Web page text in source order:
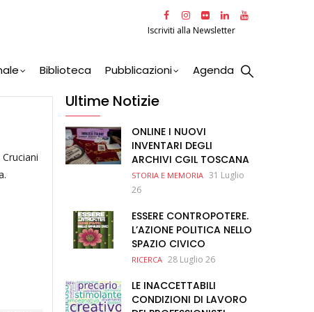
Iscriviti alla Newsletter
Biblioteca Pubblicazioni Agenda
Ultime Notizie
ONLINE I NUOVI
INVENTARI DEGLI
ARCHIVI CGIL TOSCANA
STORIA E MEMORIA 31 Luglio
26
ESSERE CONTROPOTERE.
L’AZIONE POLITICA NELLO
SPAZIO CIVICO
RICERCA 28 Luglio 26
LE INACCETTABILI
CONDIZIONI DI LAVORO